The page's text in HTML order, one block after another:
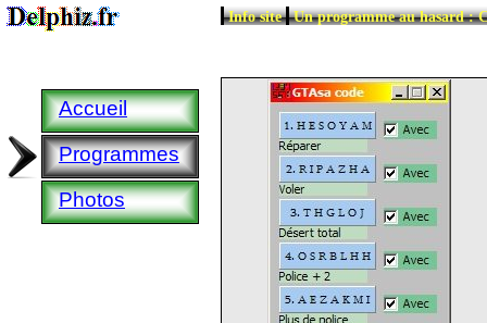
Info site Un programme au hasard :
Accueil
Programmes
Photos